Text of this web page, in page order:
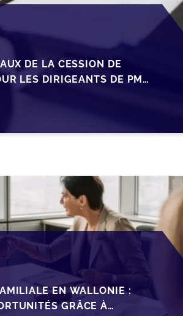
DE LA CESSION DE
LES DIRIGEANTS DE PME
EN WALLONIE :
GRÂCE À